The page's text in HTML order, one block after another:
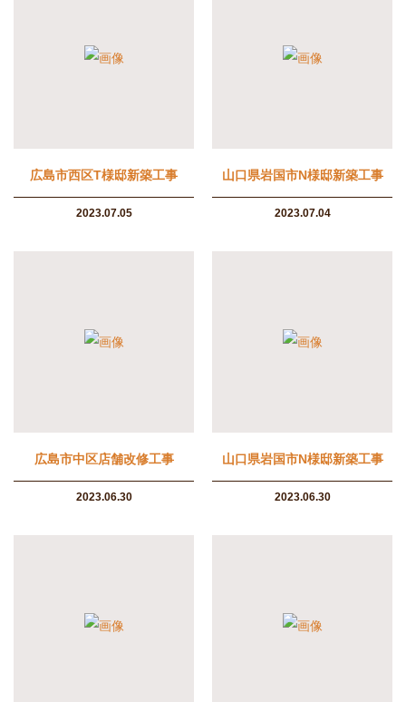
広島市西区T様邸新築工事
2023.07.05
山口県岩国市N様邸新築工事
2023.07.04
広島市中区店舗改修工事
2023.06.30
山口県岩国市N様邸新築工事
2023.06.30